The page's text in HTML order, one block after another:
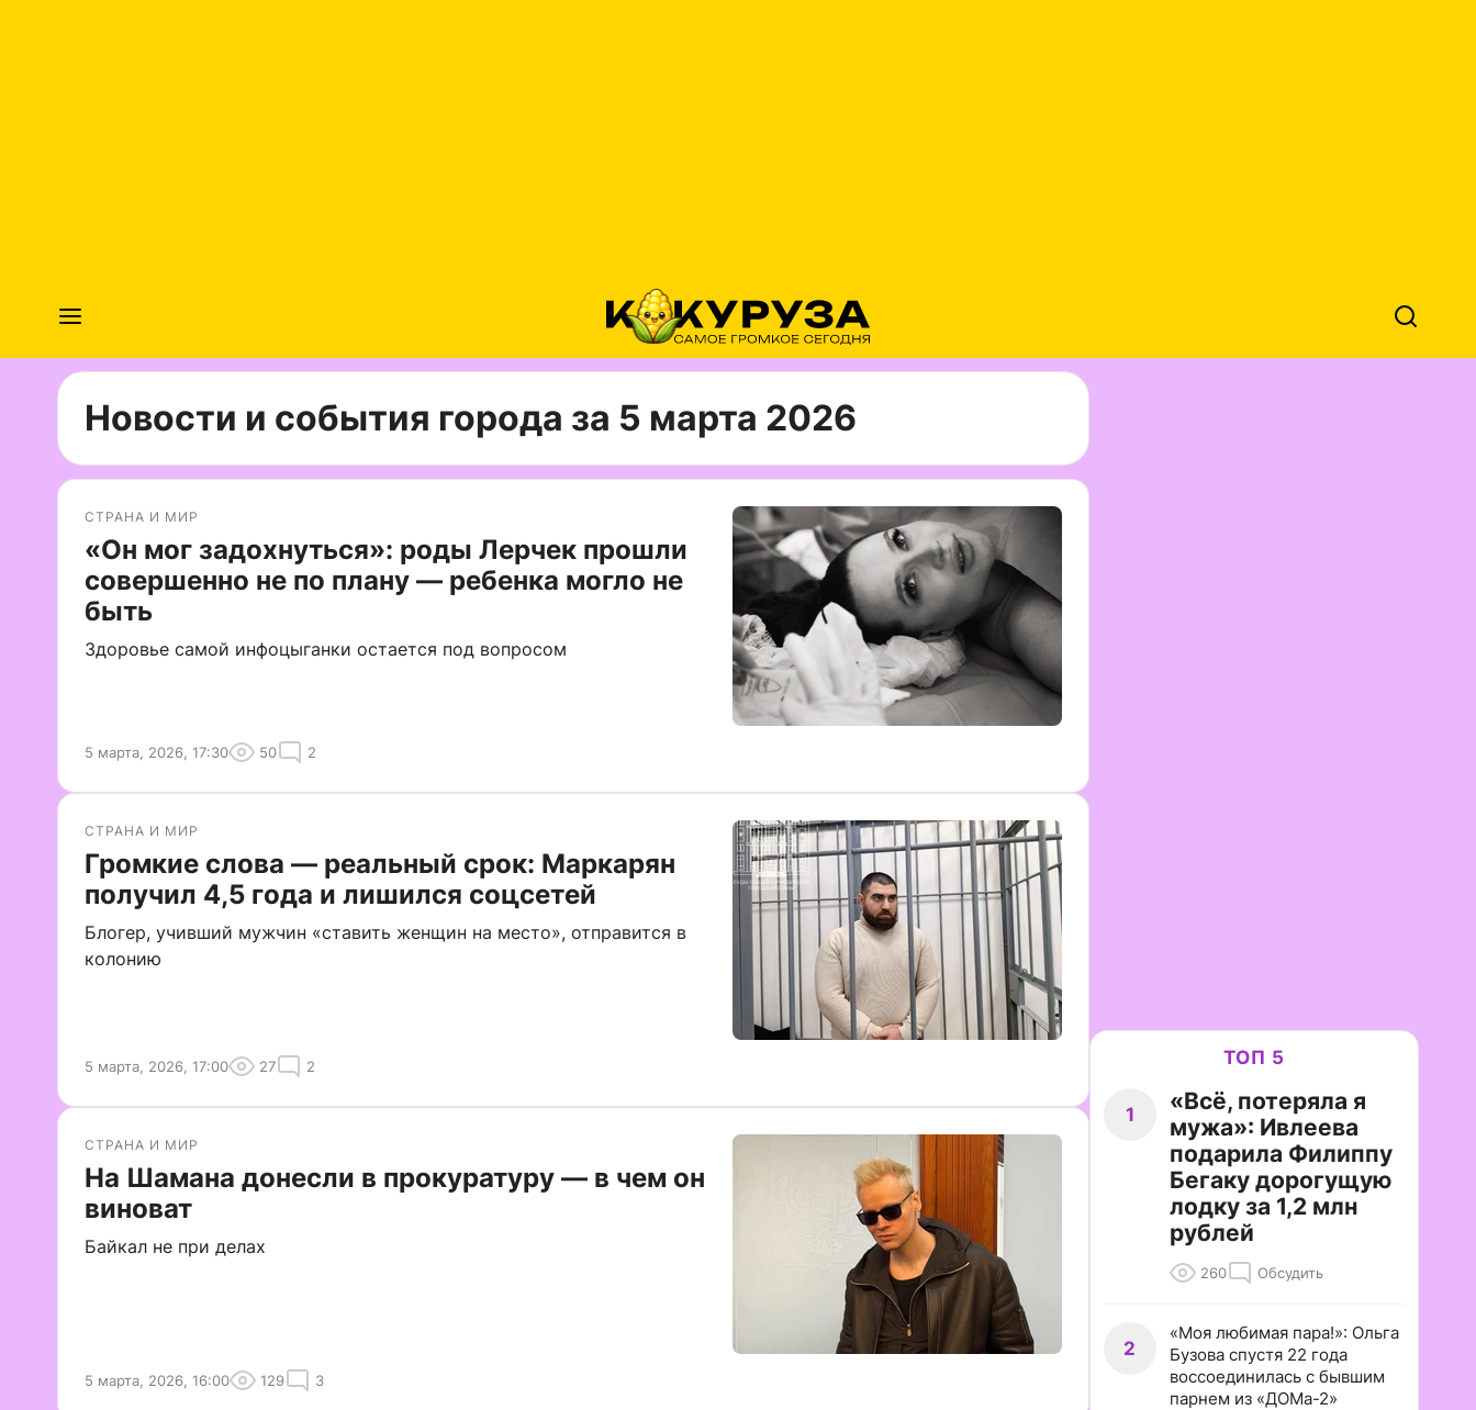
Новости и события города за 5 марта 2026
СТРАНА И МИР
«Он мог задохнуться»: роды Лерчек прошли
совершенно не по плану — ребенка могло не
быть
Здоровье самой инфоцыганки остается под вопросом
5 марта, 2026, 17:30 50 2
СТРАНА И МИР
Громкие слова — реальный срок: Маркарян
получил 4,5 года и лишился соцсетей
Блогер, учивший мужчин «ставить женщин на место», отправится в
колонию
5 марта, 2026, 17:00 27 2
СТРАНА И МИР
На Шамана донесли в прокуратуру — в чем он
виноват
Байкал не при делах
5 марта, 2026, 16:00 129 3
ТОП 5
1
«Всё, потеряла я
мужа»: Ивлеева
подарила Филиппу
Бегаку дорогущую
лодку за 1,2 млн
рублей
260 Обсудить
2
«Моя любимая пара!»: Ольга
Бузова спустя 22 года
воссоединилась с бывшим
парнем из «ДОМа-2»